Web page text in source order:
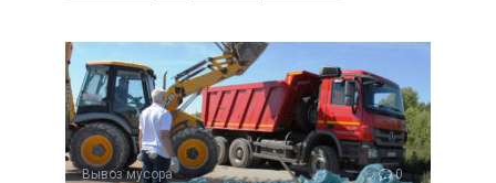
Вывоз мусора 0